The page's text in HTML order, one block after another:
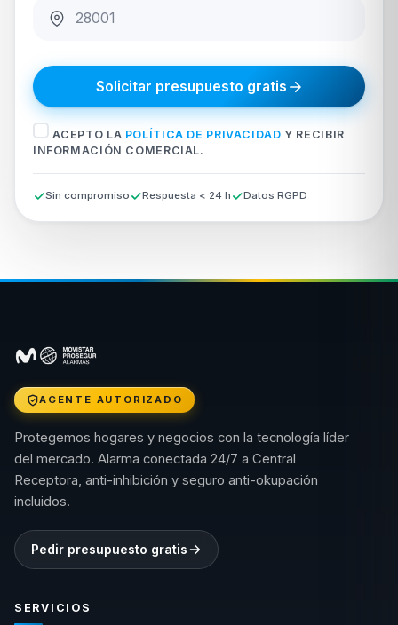
Solicitar presupuesto gratis
ACEPTO LA POLÍTICA DE PRIVACIDAD Y RECIBIR
INFORMACIÓN COMERCIAL.
Sin compromiso Respuesta < 24 h Datos RGPD
AGENTE AUTORIZADO
Protegemos hogares y negocios con la tecnología líder
del mercado. Alarma conectada 24/7 a Central
Receptora, anti-inhibición y seguro anti-okupación
incluidos.
Pedir presupuesto gratis
SERVICIOS